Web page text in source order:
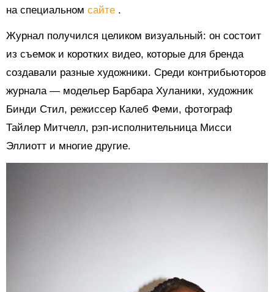
на специальном сайте .
Журнал получился целиком визуальный: он состоит
из съемок и коротких видео, которые для бренда
создавали разные художники. Среди контрибьюторов
журнала — модельер Барбара Хуланики, художник
Бинди Стил, режиссер Калеб Феми, фотограф
Тайлер Митчелл, рэп-исполнительница Мисси
Эллиотт и многие другие.